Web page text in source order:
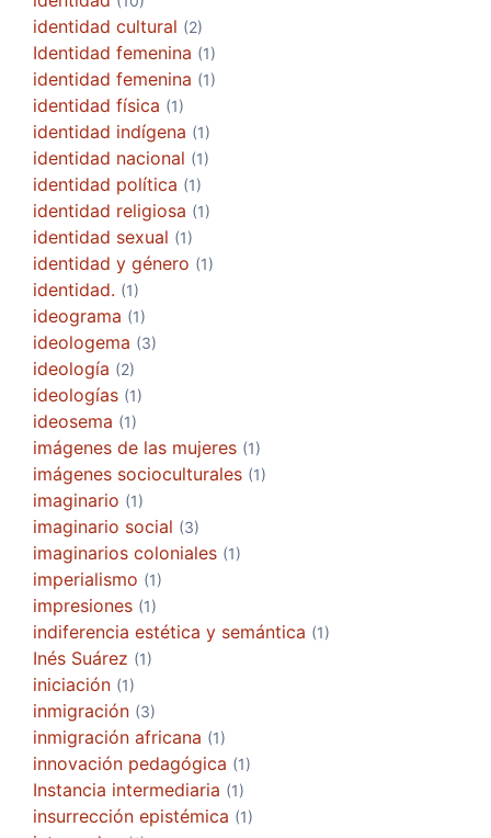
identidad cultural (2)
Identidad femenina (1)
identidad femenina (1)
identidad física (1)
identidad indígena (1)
identidad nacional (1)
identidad política (1)
identidad religiosa (1)
identidad sexual (1)
identidad y género (1)
identidad. (1)
ideograma (1)
ideologema (3)
ideología (2)
ideologías (1)
ideosema (1)
imágenes de las mujeres (1)
imágenes socioculturales (1)
imaginario (1)
imaginario social (3)
imaginarios coloniales (1)
imperialismo (1)
impresiones (1)
indiferencia estética y semántica (1)
Inés Suárez (1)
iniciación (1)
inmigración (3)
inmigración africana (1)
innovación pedagógica (1)
Instancia intermediaria (1)
insurrección epistémica (1)